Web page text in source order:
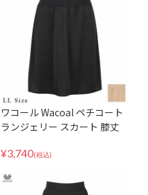
ワコール Wacoal ペチコート
ランジェリー スカート 膝丈
素材使用 HDA220 LLサイズ
¥3,740(税込)